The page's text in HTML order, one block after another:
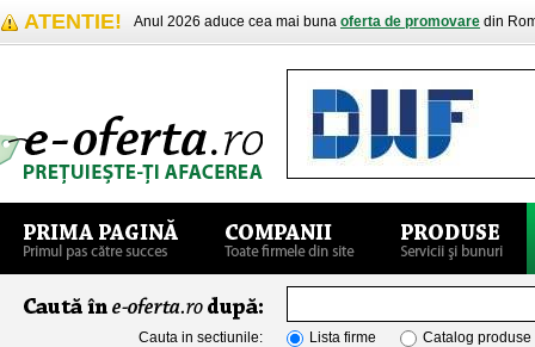
ATENTIE! Anul 2026 aduce cea mai buna oferta de promovare din
Cauta in sectiunile: Lista firme Catalog produse